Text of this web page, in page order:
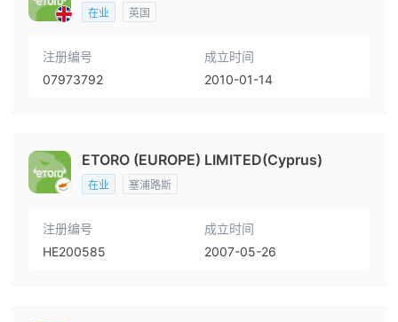
在业 英国
注册编号
07973792
成立时间
2010-01-14
ETORO (EUROPE) LIMITED(Cyprus)
在业 塞浦路斯
注册编号
HE200585
成立时间
2007-05-26